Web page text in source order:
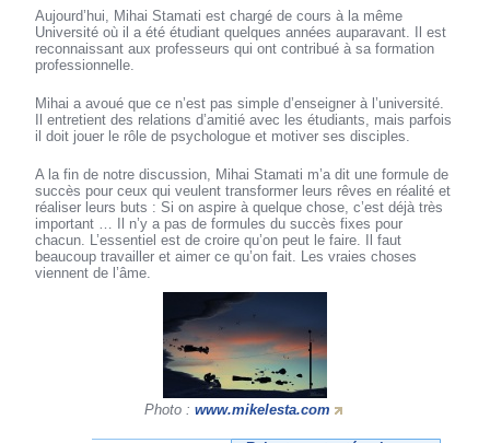
Aujourd’hui, Mihai Stamati est chargé de cours à la même
Université où il a été étudiant quelques années auparavant. Il est
reconnaissant aux professeurs qui ont contribué à sa formation
professionnelle.
Mihai a avoué que ce n’est pas simple d’enseigner à l’université.
Il entretient des relations d’amitié avec les étudiants, mais parfois
il doit jouer le rôle de psychologue et motiver ses disciples.
A la fin de notre discussion, Mihai Stamati m’a dit une formule de
succès pour ceux qui veulent transformer leurs rêves en réalité et
réaliser leurs buts : Si on aspire à quelque chose, c’est déjà très
important … Il n’y a pas de formules du succès fixes pour
chacun. L’essentiel est de croire qu’on peut le faire. Il faut
beaucoup travailler et aimer ce qu’on fait. Les vraies choses
viennent de l’âme.
Photo : www.mikelesta.com